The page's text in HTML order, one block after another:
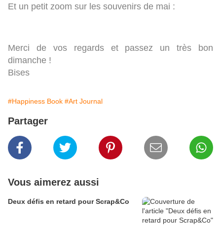
Et un petit zoom sur les souvenirs de mai :
Merci de vos regards et passez un très bon
dimanche !
Bises
#Happiness Book #Art Journal
Partager
Vous aimerez aussi
Deux défis en retard pour Scrap&Co